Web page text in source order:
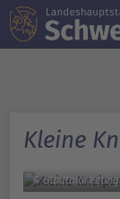
Kleine
© Stadtmarketing